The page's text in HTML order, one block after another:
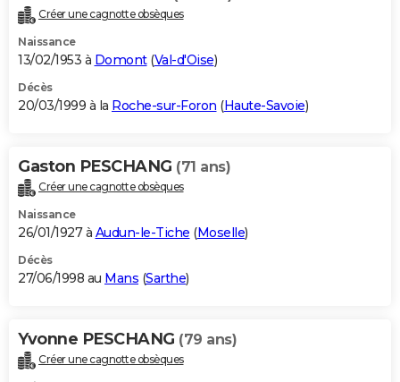
Créer une cagnotte obsèques
Naissance
13/02/1953 à Domont(Val-d'Oise)
Décès
20/03/1999 à la Roche-sur-Foron (Haute-Savoie)
Gaston PESCHANG (71 ans)
Créer une cagnotte obsèques
Naissance
26/01/1927 à Audun-le-Tiche (Moselle)
Décès
27/06/1998 au Mans (Sarthe)
Yvonne PESCHANG (79 ans)
Créer une cagnotte obsèques